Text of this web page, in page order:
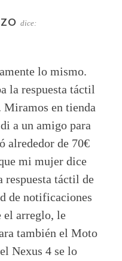
dice:
lo mismo.
la respuesta táctil
en tienda
a un amigo para
alrededor de 70€
mi mujer dice
respuesta táctil de
de notificaciones
el arreglo, le
también el Moto
Nexus 4 se lo